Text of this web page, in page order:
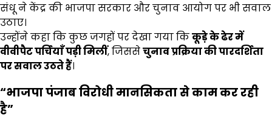
संधू ने केंद्र की भाजपा सरकार और चुनाव आयोग पर भी सवाल
उठाए।
उन्होंने कहा कि कुछ जगहों पर देखा गया किकूड़े के ढेर में
वीवीपैट पर्चियाँ पड़ी मिलीं, जिससेचुनाव प्रक्रिया की पारदर्शिता
पर सवाल उठते हैं।
“भाजपा पंजाब विरोधी मानसिकता से काम कर रही
है”